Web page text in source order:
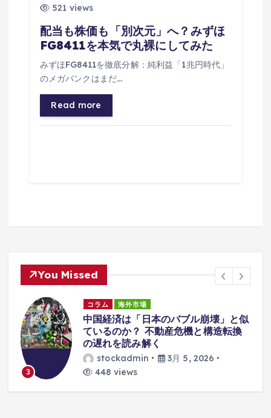
521 views
配当も株価も「別次元」へ？みずほ
FG8411を本気で丸裸にしてみた
みずほFG8411を徹底分解：純利益「1兆円時代」
のメガバンクはまだ…
Read more
You Missed
3
コラム 海外市場
中国経済は「日本のバブル崩壊」と似
ているのか？ 不動産危機と構造転換
の遅れを読み解く
stockadmin
3月 5, 2026
448 views